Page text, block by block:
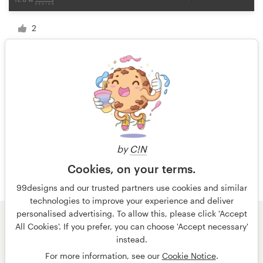
by C!N
Cookies, on your terms.
99designs and our trusted partners use cookies and similar
technologies to improve your experience and deliver
personalised advertising. To allow this, please click 'Accept
All Cookies'. If you prefer, you can choose 'Accept necessary'
instead.
For more information, see our Cookie Notice.
2
1 van 2
© 99designs
door Vista
Algemene voorwaarden